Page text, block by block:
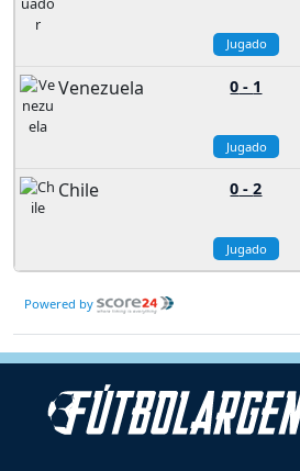
Jugado
Venezuela 0 - 1
Jugado
Chile 0 -2
Jugado
Powered by